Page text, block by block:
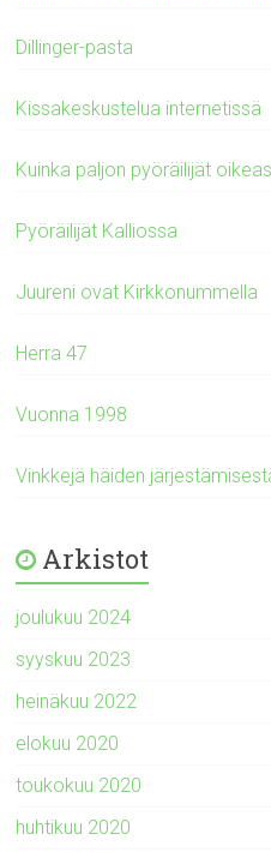
Dillinger-pasta
Kissakeskustelua internetissä
Kuinka paljon pyöräilijät
Pyöräilijät Kalliossa
Juureni ovat Kirkkonummella
Herra 47
Vuonna 1998
Vinkkejä häiden
Arkistot
joulukuu 2024
syyskuu 2023
heinäkuu 2022
elokuu 2020
toukokuu 2020
huhtikuu 2020